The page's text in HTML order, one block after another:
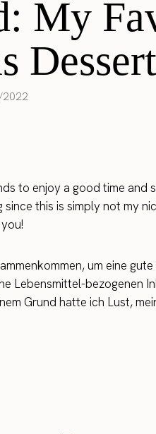
My
Dessert
to enjoy a good time and
this is simply not my
um eine
Lebensmittel-bezogenen
Grund hatte ich Lust,